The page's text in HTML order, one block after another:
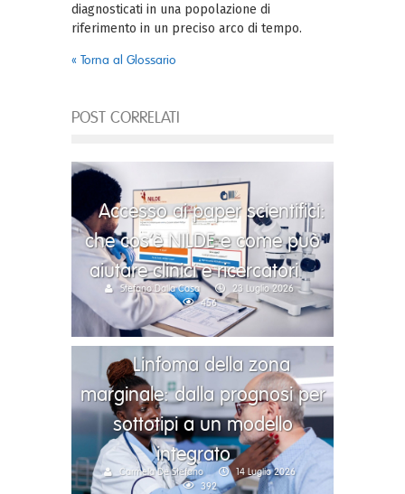
diagnosticati in una popolazione di
riferimento in un preciso arco di tempo.
« Torna al Glossario
POST CORRELATI
Accesso ai paper scientifici:
che cos’è NILDE e come può
aiutare clinici e ricercatori
Stefano Dalla Casa
23 Luglio 2026
456
Linfoma della zona
marginale: dalla prognosi per
sottotipi a un modello
integrato
Carmela De Stefano
14 Luglio 2026
392